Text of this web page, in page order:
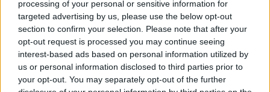
processing of your personal or sensitive information for
targeted advertising by us, please use the below opt-out
section to confirm your selection. Please note that after your
opt-out request is processed you may continue seeing
interest-based ads based on personal information utilized by
us or personal information disclosed to third parties prior to
your opt-out. You may separately opt-out of the further
συνεχών ανατροπών και τις παλινωδίες
γύρω από ένα έργο, το οποίο έχει επικριθεί
και από τον κλάδο των ελεγκτών εναέριας
κυκλοφορίας.
Σύμφωνα με όσα έχουν καταγγείλει στο